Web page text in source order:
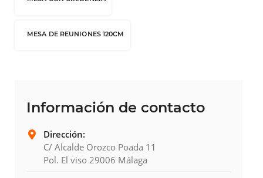
MESA DE REUNIONES 120CM
Información de contacto
Dirección:
C/ Alcalde Orozco Poada 11
Pol. El viso 29006 Málaga